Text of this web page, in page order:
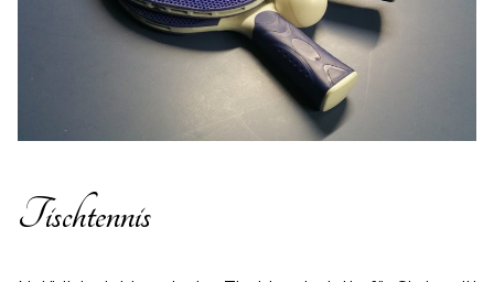
Tischtennis